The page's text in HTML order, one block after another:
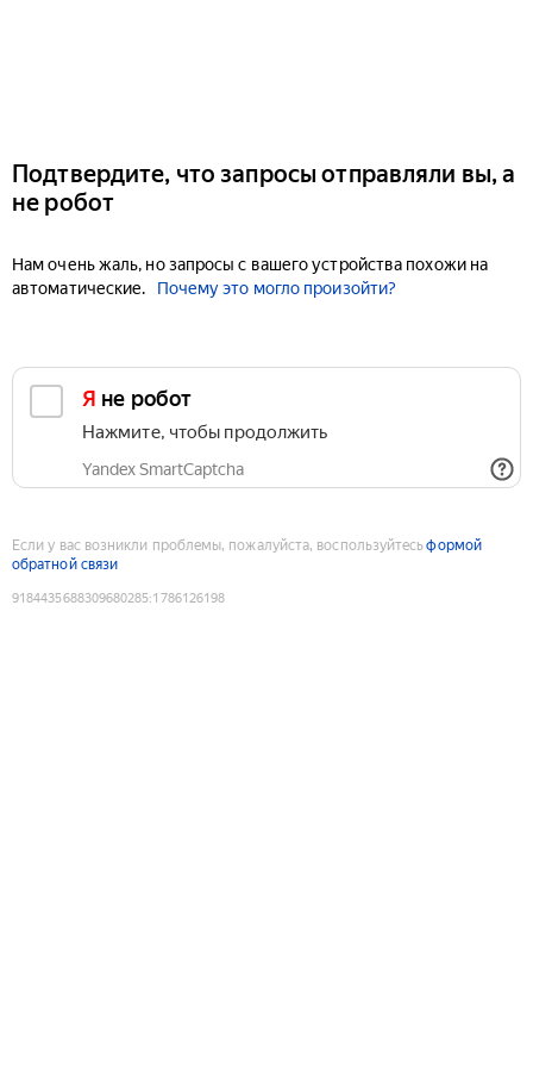
Подтвердите, что запросы отправляли вы, а
не робот
Нам очень жаль, но запросы с вашего устройства похожи на
автоматические.
Почему это могло произойти?
Я не робот
Нажмите, чтобы продолжить
Yandex SmartCaptcha
Если у вас возникли проблемы, пожалуйста, воспользуйтесьформой
обратной связи
9184435688309680285:1786126198